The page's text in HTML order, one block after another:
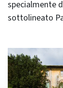
specialmente
sottolineato